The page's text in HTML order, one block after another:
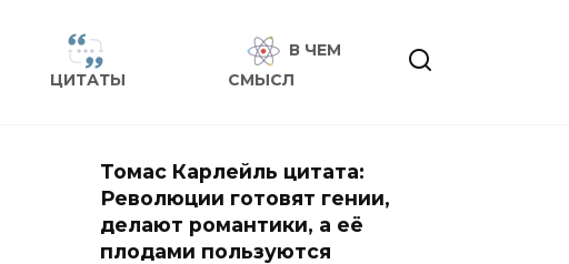
ЦИТАТЫ
В ЧЕМ
СМЫСЛ
Томас Карлейль цитата:
Революции готовят гении,
делают романтики, а её
плодами пользуются